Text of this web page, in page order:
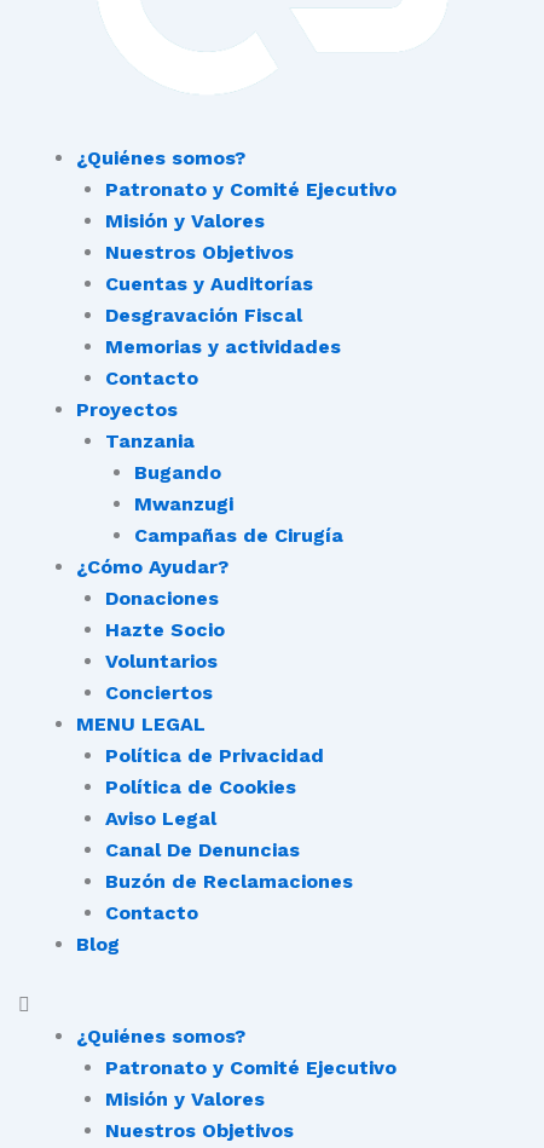
¿Quiénes somos?
Patronato y Comité Ejecutivo
Misión y Valores
Nuestros Objetivos
Cuentas y Auditorías
Desgravación Fiscal
Memorias y actividades
Contacto
Proyectos
Tanzania
Bugando
Mwanzugi
Campañas de Cirugía
¿Cómo Ayudar?
Donaciones
Hazte Socio
Voluntarios
Conciertos
MENU LEGAL
Política de Privacidad
Política de Cookies
Aviso Legal
Canal De Denuncias
Buzón de Reclamaciones
Contacto
Blog
¿Quiénes somos?
Patronato y Comité Ejecutivo
Misión y Valores
Nuestros Objetivos